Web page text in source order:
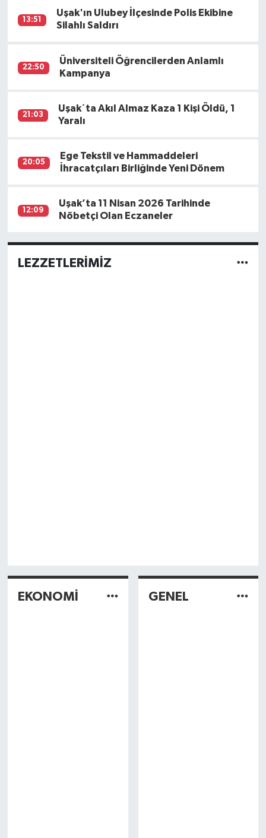
13:51
Uşak'ın Ulubey İlçesinde Polis Ekibine
Silahlı Saldırı
22:50
Üniversiteli Öğrencilerden Anlamlı
Kampanya
21:03
Uşak´ta Akıl Almaz Kaza 1 Kişi Öldü, 1
Yaralı
20:05
Ege Tekstil ve Hammaddeleri
İhracatçıları Birliğinde Yeni Dönem
12:09
Uşak’ta 11 Nisan 2026 Tarihinde
Nöbetçi Olan Eczaneler
LEZZETLERİMİZ
EKONOMİ GENEL